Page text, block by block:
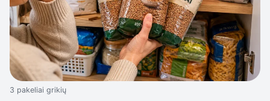
3 pakeliai grikių